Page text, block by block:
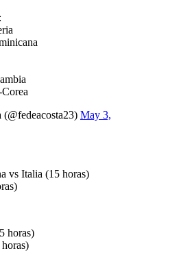
May 3,
vs Italia (15 horas)
horas)